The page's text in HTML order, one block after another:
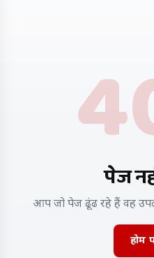
पेज
आप जो पेज ढूंढ रहे हैं वह
होम